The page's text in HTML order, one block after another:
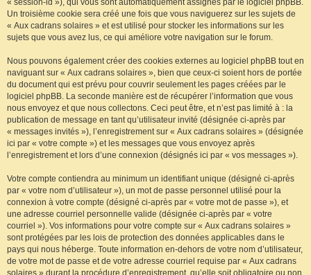
« session-id »), qui vous sont automatiquement assignés par le logiciel phpBB.
Un troisième cookie sera créé une fois que vous naviguerez sur les sujets de
« Aux cadrans solaires » et est utilisé pour stocker les informations sur les
sujets que vous avez lus, ce qui améliore votre navigation sur le forum.
Nous pouvons également créer des cookies externes au logiciel phpBB tout en
naviguant sur « Aux cadrans solaires », bien que ceux-ci soient hors de portée
du document qui est prévu pour couvrir seulement les pages créées par le
logiciel phpBB. La seconde manière est de récupérer l’information que vous
nous envoyez et que nous collectons. Ceci peut être, et n’est pas limité à : la
publication de message en tant qu’utilisateur invité (désignée ci-après par
« messages invités »), l’enregistrement sur « Aux cadrans solaires » (désignée
ici par « votre compte ») et les messages que vous envoyez après
l’enregistrement et lors d’une connexion (désignés ici par « vos messages »).
Votre compte contiendra au minimum un identifiant unique (désigné ci-après
par « votre nom d’utilisateur »), un mot de passe personnel utilisé pour la
connexion à votre compte (désigné ci-après par « votre mot de passe »), et
une adresse courriel personnelle valide (désignée ci-après par « votre
courriel »). Vos informations pour votre compte sur « Aux cadrans solaires »
sont protégées par les lois de protection des données applicables dans le
pays qui nous héberge. Toute information en-dehors de votre nom d’utilisateur,
de votre mot de passe et de votre adresse courriel requise par « Aux cadrans